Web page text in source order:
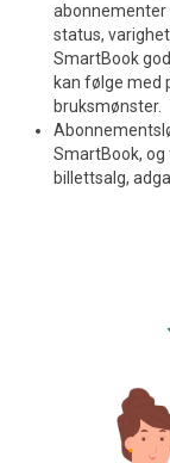
abonnementer
status,
SmartBook
kan følge med
bruksmønster.
SmartBook,
billettsalg,